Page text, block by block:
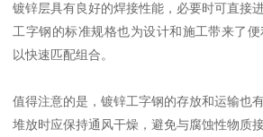
镀锌层具有良好的焊接性能，必要时可直接
工字钢的标准规格也为设计和施工带来了
以快速匹配组合。
值得注意的是，镀锌工字钢的存放和运输也有
堆放时应保持通风干燥，避免与腐蚀性物质接